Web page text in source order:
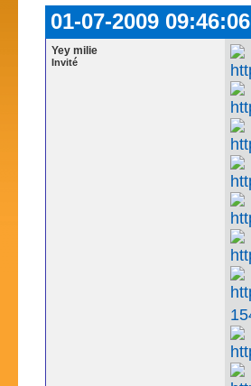
01-07-2009 09:46:06
Yey milie
Invité